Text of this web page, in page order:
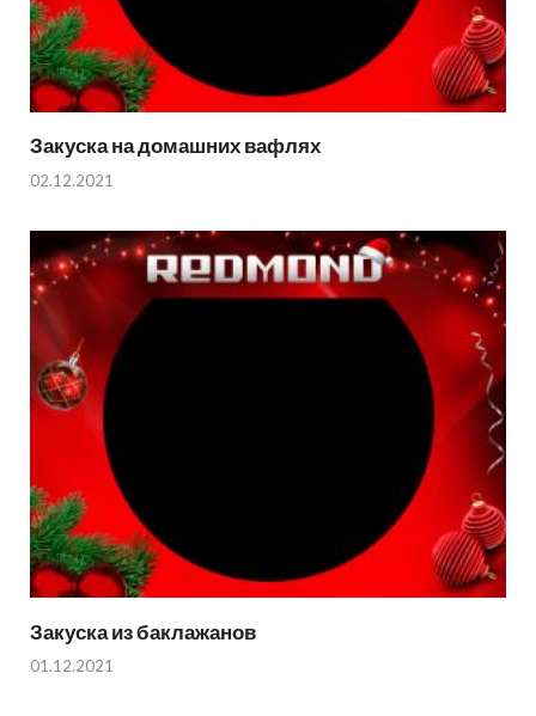
Закуска на домашних вафлях
02.12.2021
Закуска из баклажанов
01.12.2021